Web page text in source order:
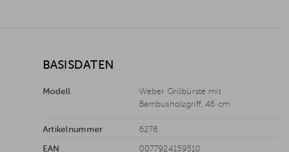
BASISDATEN
Modell
Weber Grillbürste mit
Bambusholzgriff, 46 cm
Artikelnummer 6276
EAN 0077924159510